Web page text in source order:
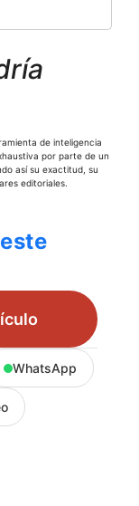
de inteligencia
por parte de un
así su exactitud, su
editoriales.
WhatsApp